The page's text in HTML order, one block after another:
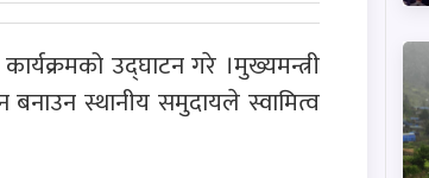
उद्घाटन गरे ।मुख्यमन्त्री
स्थानीय समुदायले स्वामित्व